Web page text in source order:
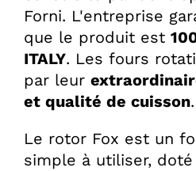
Forni. L'entreprise
que le produit est
ITALY. Les fours
par leur
et qualité de cuisson.
Le rotor Fox est un
simple à utiliser,